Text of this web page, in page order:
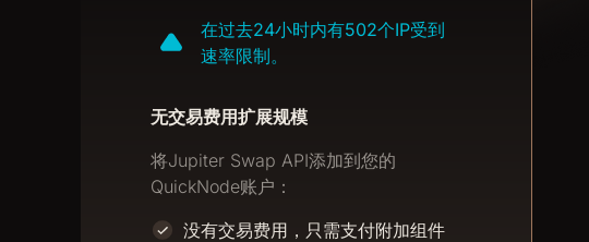
在过去24小时内有502个IP受到
速率限制。
无交易费用扩展规模
将Jupiter Swap API添加到您的
QuickNode账户：
没有交易费用，只需支付附加组件